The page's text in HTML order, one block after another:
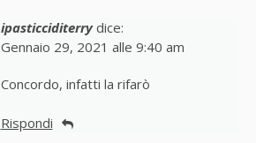
ipasticciditerry dice:
Gennaio 29, 2021 alle 9:40 am
Concordo, infatti la rifarò
Rispondi